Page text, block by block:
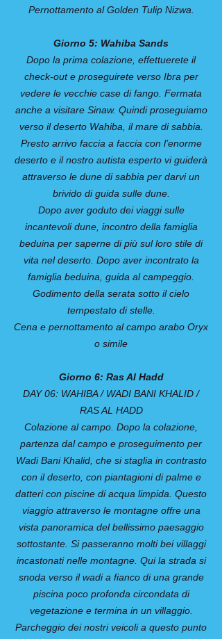
Pernottamento al Golden Tulip Nizwa.
Giorno 5: Wahiba Sands
Dopo la prima colazione, effettuerete il
check-out e proseguirete verso Ibra per
vedere le vecchie case di fango. Fermata
anche a visitare Sinaw. Quindi proseguiamo
verso il deserto Wahiba, il mare di sabbia.
Presto arrivo faccia a faccia con l’enorme
deserto e il nostro autista esperto vi guiderà
attraverso le dune di sabbia per darvi un
brivido di guida sulle dune.
Dopo aver goduto dei viaggi sulle
incantevoli dune, incontro della famiglia
beduina per saperne di più sul loro stile di
vita nel deserto. Dopo aver incontrato la
famiglia beduina, guida al campeggio.
Godimento della serata sotto il cielo
tempestato di stelle.
Cena e pernottamento al campo arabo Oryx
o simile
Giorno 6: Ras Al Hadd
DAY 06: WAHIBA / WADI BANI KHALID /
RAS AL HADD
Colazione al campo. Dopo la colazione,
partenza dal campo e proseguimento per
Wadi Bani Khalid, che si staglia in contrasto
con il deserto, con piantagioni di palme e
datteri con piscine di acqua limpida. Questo
viaggio attraverso le montagne offre una
vista panoramica del bellissimo paesaggio
sottostante. Si passeranno molti bei villaggi
incastonati nelle montagne. Qui la strada si
snoda verso il wadi a fianco di una grande
piscina poco profonda circondata di
vegetazione e termina in un villaggio.
Parcheggio dei nostri veicoli a questo punto